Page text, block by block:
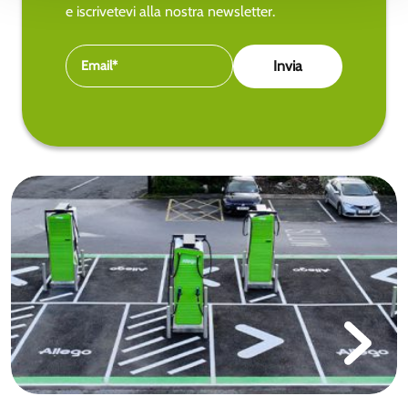
e iscrivetevi alla nostra newsletter.